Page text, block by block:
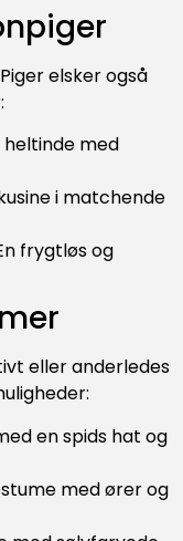
elsker også
heltinde med
i matchende
frygtløs og
eller anderledes
en spids hat og
med ører og